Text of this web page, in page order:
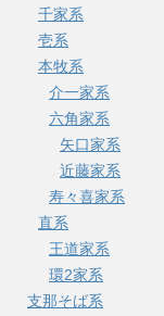
千家系
壱系
本牧系
介一家系
六角家系
矢口家系
近藤家系
寿々喜家系
直系
王道家系
環2家系
支那そば系